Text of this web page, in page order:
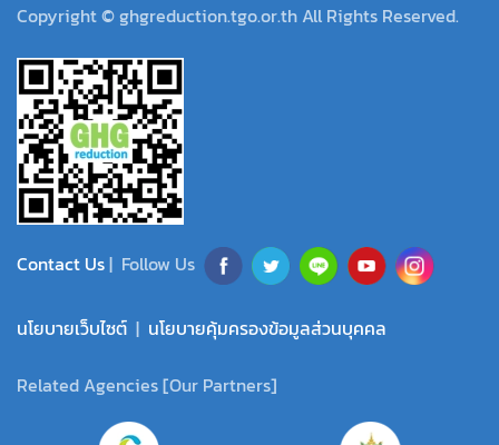
Copyright © ghgreduction.tgo.or.th All Rights Reserved.
Contact Us| Follow Us
นโยบายเว็บไซต์ | นโยบายคุ้มครองข้อมูลส่วนบุคคล
Related Agencies [Our Partners]